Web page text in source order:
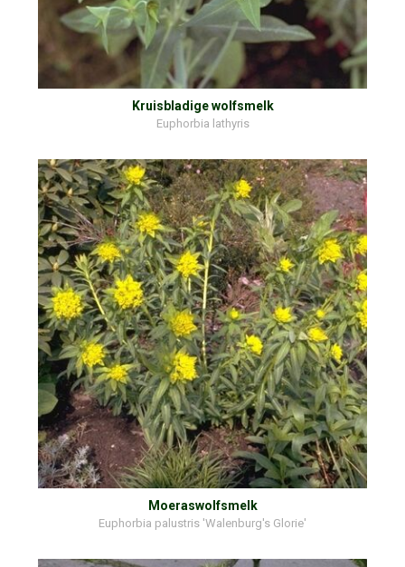
Kruisbladige wolfsmelk
Euphorbia lathyris
Moeraswolfsmelk
Euphorbia palustris 'Walenburg's Glorie'